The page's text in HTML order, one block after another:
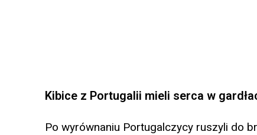
Kibice z Portugalii mieli serca w
Po wyrównaniu Portugalczycy ruszyli do